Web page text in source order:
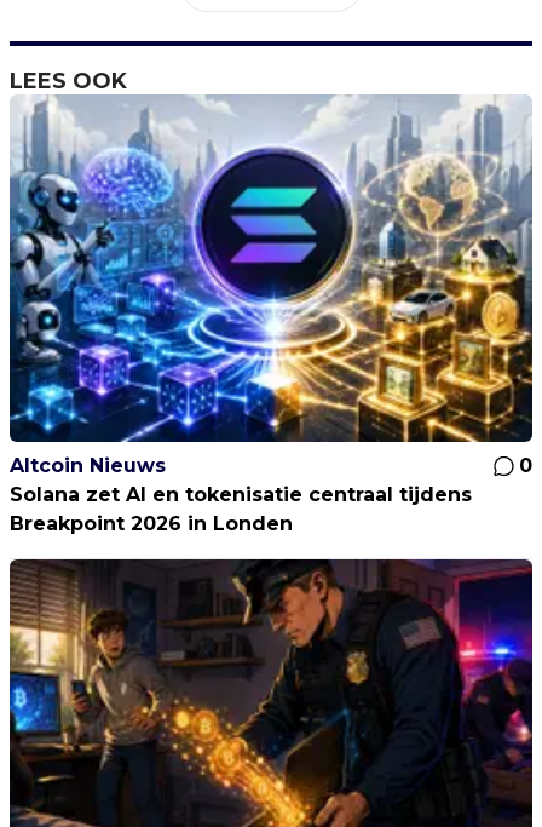
LEES OOK
Altcoin Nieuws
0
Solana zet AI en tokenisatie centraal tijdens
Breakpoint 2026 in Londen